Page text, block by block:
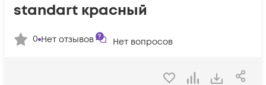
standart красный
0 Нет отзывов Нет вопросов